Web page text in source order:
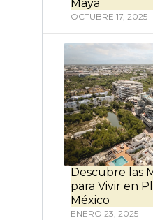
Maya
OCTUBRE 17, 2025
Descubre las
para Vivir en
México
ENERO 23, 2025